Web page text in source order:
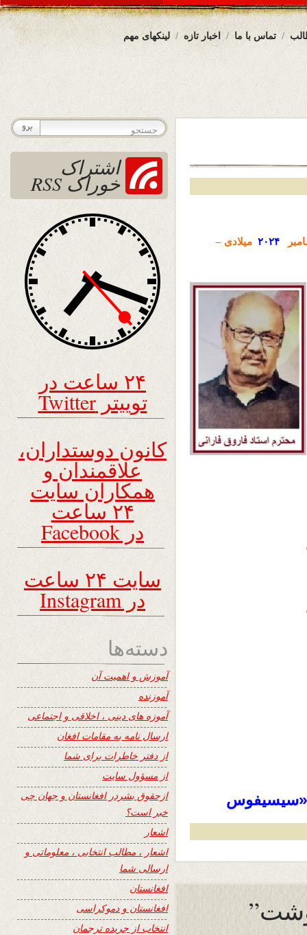
لینکهای مهم اخبار تازه تماس با ما
۲۰۲۴ میلادی –
«سیسیفوس
اشتراک
خوراک RSS
۲۴ ساعت در
توییتر Twitter
کانون دوستداران،
علاقمندان و
همکاران سایت
۲۴ ساعت
در Facebook
سایت ۲۴ ساعت
در Instagram
دسته‌ها
آموزش و اهمیت آن
آموزنده
آموزه های دینی ، اخلاقی و اجتماعی
ارسال نامه به مقامات افغان
از دفتر خاطرات برای شما
از مسؤول سایت
ازحقوق بشردر افغانستان و جهان چی
خبر است؟
اشعار
اشعار ، مطالب انتخابی ، معلوماتی و
ارسالی شما
افغانستان
افغانستان و دموکراسی
انتخاب از جریده ترجمان